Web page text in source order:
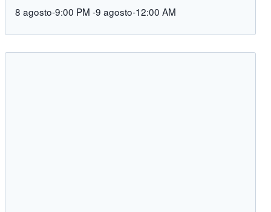
8 agosto-9:00 PM -9 agosto-12:00 AM